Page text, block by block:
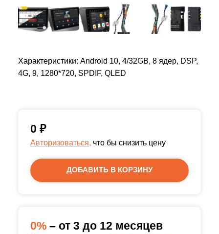
Характеристики: Android 10, 4/32GB, 8 ядер, DSP,
4G, 9, 1280*720, SPDIF, QLED
0 ₽
Авторизоваться, что бы снизить цену
ДОБАВИТЬ В КОРЗИНУ
0% – от 3 до 12 месяцев